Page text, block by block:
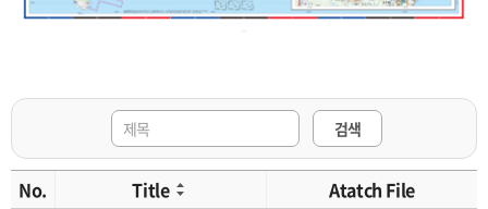
검색
No. Title Atatch File